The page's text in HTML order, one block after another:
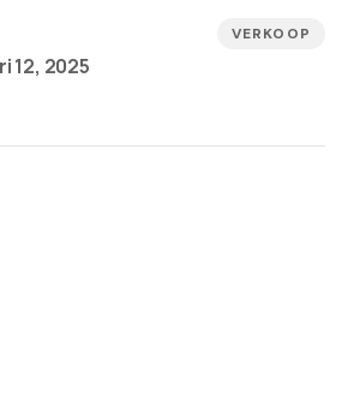
12, 2025
VERKOOP